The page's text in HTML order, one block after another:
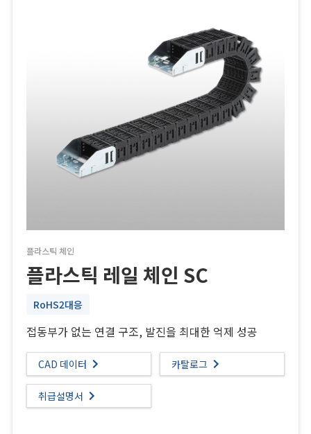
플라스틱 체인
플라스틱 레일 체인 SC
RoHS2대응
접동부가 없는 연결 구조, 발진을 최대한 억제 성공
CAD 데이터 카탈로그
취급설명서